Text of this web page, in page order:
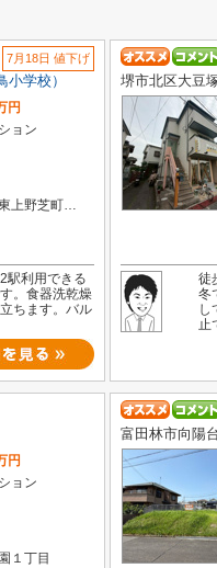
7月18日 値下げ
学校）
円
ョン
堺市北区東上野芝町２丁
利用できる
。食器洗乾燥
ちます。バル
堺市北区大豆
徒
冬
し
止
円
ョン
１丁目
富田林市向陽